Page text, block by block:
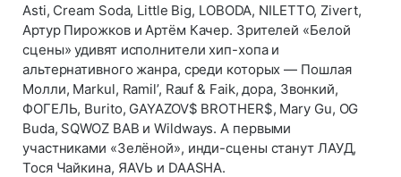
Asti, Cream Soda, Little Big, LOBODA, NILETTO, Zivert,
Артур Пирожков и Артём Качер. Зрителей «Белой
сцены» удивят исполнители хип-хопа и
альтернативного жанра, среди которых — Пошлая
Молли, Markul, Ramil’, Rauf & Faik, дора, Звонкий,
ФОГЕЛЬ, Burito, GAYAZOV$ BROTHER$, Mary Gu, OG
Buda, SQWOZ BAB и Wildways. А первыми
участниками «Зелёной», инди-сцены станут ЛАУД,
Тося Чайкина, ЯАVЬ и DAASHA.